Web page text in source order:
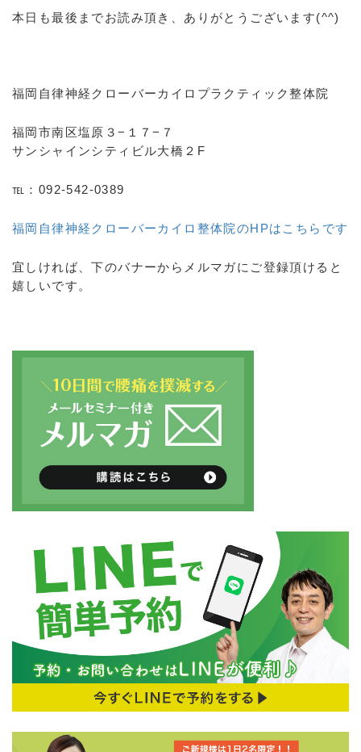
本日も最後までお読み頂き、ありがとうございます(^^)
福岡自律神経クローバーカイロプラクティック整体院
福岡市南区塩原３−１７−７
サンシャインシティビル大橋２F
℡：092-542-0389
福岡自律神経クローバーカイロ整体院のHPはこちらです
宜しければ、下のバナーからメルマガにご登録頂けると
嬉しいです。